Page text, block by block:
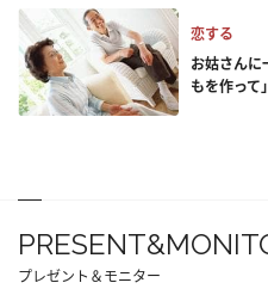
恋する
お姑さんに
もを作って」
プレゼント＆モニター